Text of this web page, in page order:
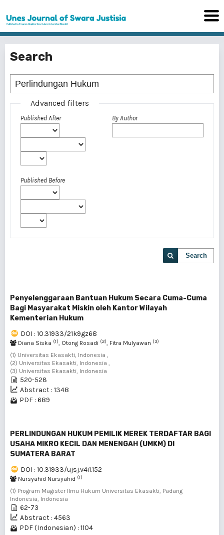
Search
Advanced filters
Published After
Published Before
By Author
Search
Penyelenggaraan Bantuan Hukum Secara Cuma-Cuma
Bagi Masyarakat Miskin oleh Kantor Wilayah
Kementerian Hukum
DOI : 10.31933/21k9gz68
Diana Siska (1), Otong Rosadi (2), Fitra Mulyawan (3)
(1) Universitas Ekasakti, Indonesia ,
(2) Universitas Ekasakti, Indonesia ,
(3) Universitas Ekasakti, Indonesia
520-528
Abstract : 1348
PDF : 689
PERLINDUNGAN HUKUM PEMILIK MEREK TERDAFTAR BAGI
USAHA MIKRO KECIL DAN MENENGAH (UMKM) DI
SUMATERA BARAT
DOI : 10.31933/ujsj.v4i1.152
Nursyahid Nursyahid (1)
(1) Program Magister Ilmu Hukum Universitas Ekasakti, Padang
Indonesia, Indonesia
62-73
Abstract : 4563
PDF (Indonesian) : 1104